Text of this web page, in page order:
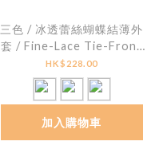
三色 / 冰透蕾絲蝴蝶結薄外
套 / Fine-Lace Tie-Front
Cardigan
HK$228.00
加入購物車